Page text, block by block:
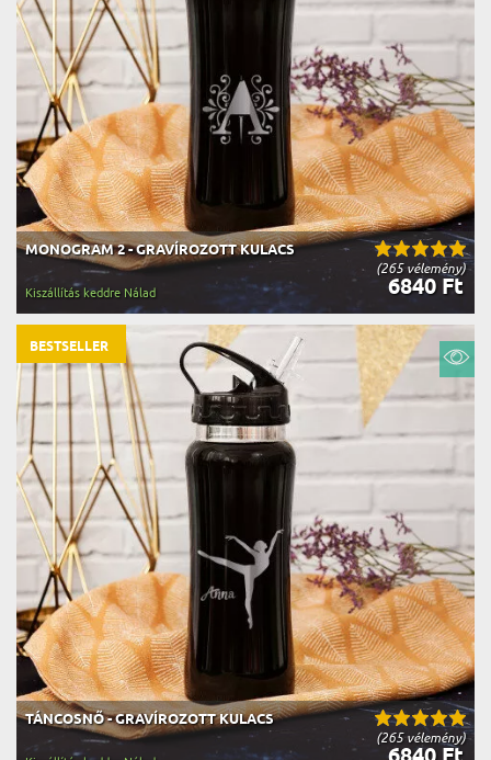
(265 vélemény)
MONOGRAM 2 - GRAVÍROZOTT KULACS
6840 Ft
Kiszállítás keddre Nálad
(265 vélemény)
TÁNCOSNŐ - GRAVÍROZOTT KULACS
BESTSELLER